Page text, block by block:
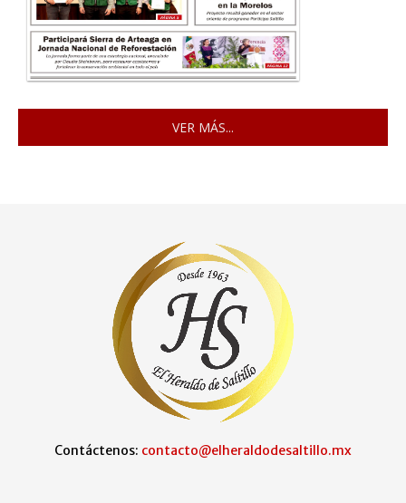
VER MÁS...
Contáctenos: contacto@elheraldodesaltillo.mx